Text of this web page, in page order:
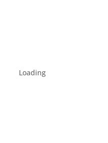
Loading